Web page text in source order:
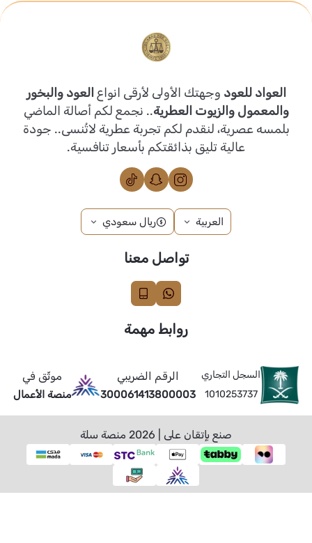
العواد للعود وجهتك الأولى لأرقى انواع العود والبخور
والمعمول والزيوت العطرية.. نجمع لكم أصالة الماضي
بلمسه عصرية، لنقدم لكم تجربة عطرية لاتُنسى.. جودة
عالية تليق بذائقتكم بأسعار تنافسية.
العربية ريال سعودي
تواصل معنا
روابط مهمة
السجل التجاري
1010253737
الرقم الضريبي
300061413800003
موثّق في
منصة الأعمال
صنع بإتقان على | 2026 منصة سلة